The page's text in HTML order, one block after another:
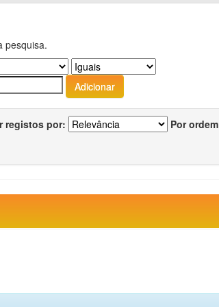
pesquisa.
registos por: Por ordem